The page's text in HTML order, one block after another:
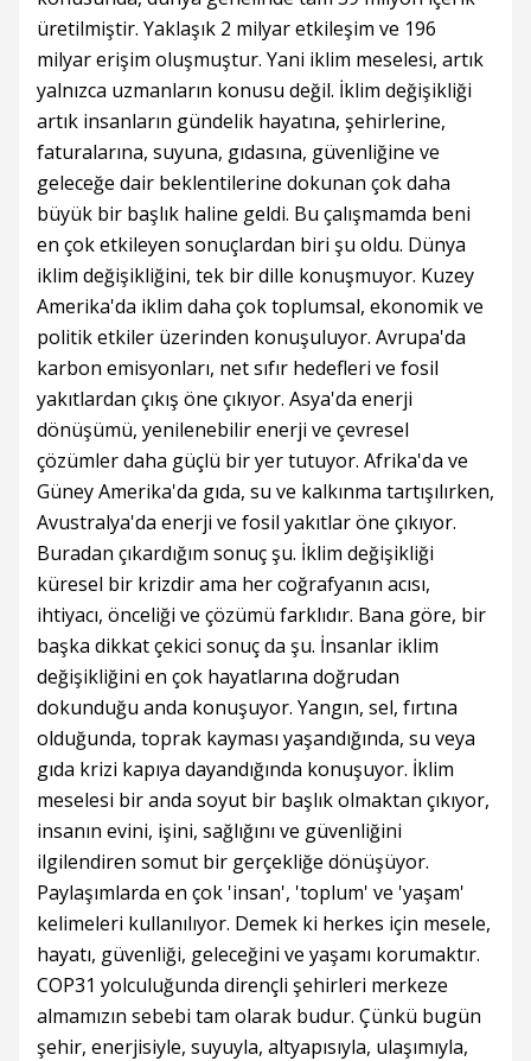
üretilmiştir. Yaklaşık 2 milyar etkileşim ve 196
milyar erişim oluşmuştur. Yani iklim meselesi, artık
yalnızca uzmanların konusu değil. İklim değişikliği
artık insanların gündelik hayatına, şehirlerine,
faturalarına, suyuna, gıdasına, güvenliğine ve
geleceğe dair beklentilerine dokunan çok daha
büyük bir başlık haline geldi. Bu çalışmamda beni
en çok etkileyen sonuçlardan biri şu oldu. Dünya
iklim değişikliğini, tek bir dille konuşmuyor. Kuzey
Amerika'da iklim daha çok toplumsal, ekonomik ve
politik etkiler üzerinden konuşuluyor. Avrupa'da
karbon emisyonları, net sıfır hedefleri ve fosil
yakıtlardan çıkış öne çıkıyor. Asya'da enerji
dönüşümü, yenilenebilir enerji ve çevresel
çözümler daha güçlü bir yer tutuyor. Afrika'da ve
Güney Amerika'da gıda, su ve kalkınma tartışılırken,
Avustralya'da enerji ve fosil yakıtlar öne çıkıyor.
Buradan çıkardığım sonuç şu. İklim değişikliği
küresel bir krizdir ama her coğrafyanın acısı,
ihtiyacı, önceliği ve çözümü farklıdır. Bana göre, bir
başka dikkat çekici sonuç da şu. İnsanlar iklim
değişikliğini en çok hayatlarına doğrudan
dokunduğu anda konuşuyor. Yangın, sel, fırtına
olduğunda, toprak kayması yaşandığında, su veya
gıda krizi kapıya dayandığında konuşuyor. İklim
meselesi bir anda soyut bir başlık olmaktan çıkıyor,
insanın evini, işini, sağlığını ve güvenliğini
ilgilendiren somut bir gerçekliğe dönüşüyor.
Paylaşımlarda en çok 'insan', 'toplum' ve 'yaşam'
kelimeleri kullanılıyor. Demek ki herkes için mesele,
hayatı, güvenliği, geleceğini ve yaşamı korumaktır.
COP31 yolculuğunda dirençli şehirleri merkeze
almamızın sebebi tam olarak budur. Çünkü bugün
şehir, enerjisiyle, suyuyla, altyapısıyla, ulaşımıyla,